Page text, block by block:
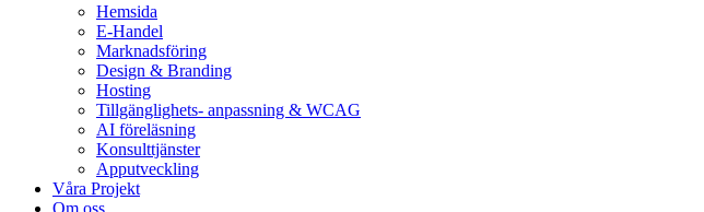
Hemsida
E-Handel
Marknadsföring
Design & Branding
Hosting
Tillgänglighets- anpassning & WCAG
AI föreläsning
Konsulttjänster
Apputveckling
Våra Projekt
Om oss